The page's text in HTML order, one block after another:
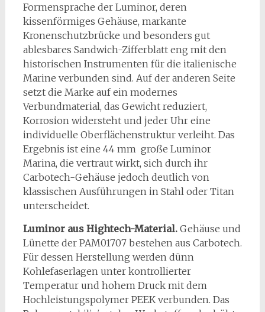
Formensprache der Luminor, deren
kissenförmiges Gehäuse, markante
Kronenschutzbrücke und besonders gut
ablesbares Sandwich-Zifferblatt eng mit den
historischen Instrumenten für die italienische
Marine verbunden sind. Auf der anderen Seite
setzt die Marke auf ein modernes
Verbundmaterial, das Gewicht reduziert,
Korrosion widersteht und jeder Uhr eine
individuelle Oberflächenstruktur verleiht. Das
Ergebnis ist eine 44 mm große Luminor
Marina, die vertraut wirkt, sich durch ihr
Carbotech-Gehäuse jedoch deutlich von
klassischen Ausführungen in Stahl oder Titan
unterscheidet.
Luminor aus Hightech-Material. Gehäuse und
Lünette der PAM01707 bestehen aus Carbotech.
Für dessen Herstellung werden dünn
Kohlefaserlagen unter kontrollierter
Temperatur und hohem Druck mit dem
Hochleistungspolymer PEEK verbunden. Das